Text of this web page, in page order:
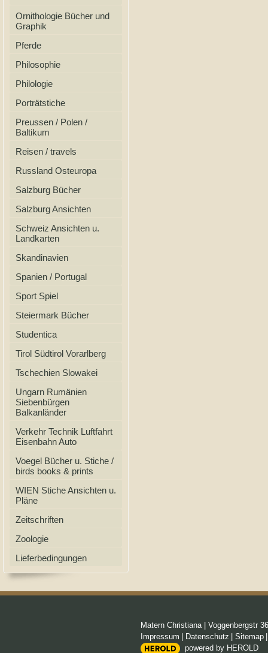
Ornithologie Bücher und
Graphik
Pferde
Philosophie
Philologie
Porträtstiche
Preussen / Polen /
Baltikum
Reisen / travels
Russland Osteuropa
Salzburg Bücher
Salzburg Ansichten
Schweiz Ansichten u.
Landkarten
Skandinavien
Spanien / Portugal
Sport Spiel
Steiermark Bücher
Studentica
Tirol Südtirol Vorarlberg
Tschechien Slowakei
Ungarn Rumänien
Siebenbürgen
Balkanländer
Verkehr Technik Luftfahrt
Eisenbahn Auto
Voegel Bücher u. Stiche /
birds books & prints
WIEN Stiche Ansichten u.
Pläne
Zeitschriften
Zoologie
Lieferbedingungen
Matern Christiana| Voggenbergstr 36
Impressum
Datenschutz Sitemap
powered by HEROLD